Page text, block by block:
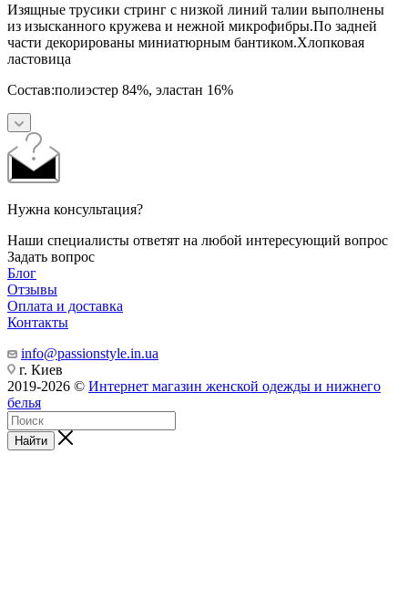
Изящные трусики стринг с низкой линий талии выполнены
из изысканного кружева и нежной микрофибры.По задней
части декорированы миниатюрным бантиком.Хлопковая
ластовица
Состав:полиэстер 84%, эластан 16%
Нужна консультация?
Наши специалисты ответят на любой интересующий вопрос
Задать вопрос
Блог
Отзывы
Оплата и доставка
Контакты
info@passionstyle.in.ua
г. Киев
2019-2026 © Интернет магазин женской одежды и нижнего
белья
Найти